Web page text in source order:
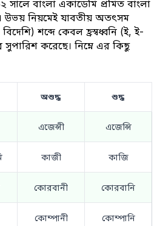
বাংলা একাডেমি প্রমিত বাংলা
উভয় নিয়মেই যাবতীয় অতৎসম
শব্দে কেবল হ্রস্বধ্বনি (ই, ই-
করেছে। নিম্নে এর কিছু
অশুদ্ধ শুদ্ধ
এজেন্সী এজেন্সি
কাজী কাজি
কোরবানী কোরবানি
কোম্পানী কোম্পানি